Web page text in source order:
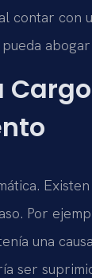
contar con
Por
una
ser